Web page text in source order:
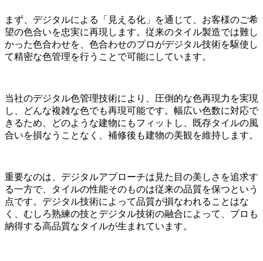
まず、デジタルによる「見える化」を通じて、お客様のご希
望の色合いを忠実に再現します。従来のタイル製造では難し
かった色合わせを、色合わせのプロがデジタル技術を駆使し
て精密な色管理を行うことで可能にしています。
当社のデジタル色管理技術により、圧倒的な色再現力を実現
し、どんな複雑な色でも再現可能です。幅広い色数に対応で
きるため、どのような建物にもフィットし、既存タイルの風
合いを損なうことなく、補修後も建物の美観を維持します。
重要なのは、デジタルアプローチは見た目の美しさを追求す
る一方で、タイルの性能そのものは従来の品質を保つという
点です。デジタル技術によって品質が損なわれることはな
く、むしろ熟練の技とデジタル技術の融合によって、プロも
納得する高品質なタイルが生まれています。